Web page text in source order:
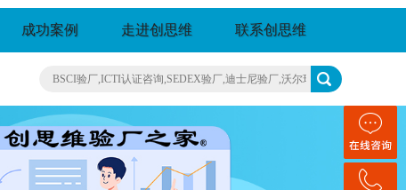
成功案例 走进创思维 联系创思维